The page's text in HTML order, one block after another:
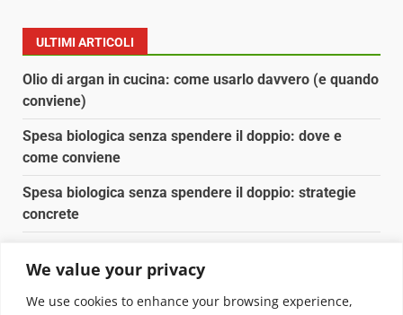
We value your privacy
We use cookies to enhance your browsing experience,
ULTIMI ARTICOLI
Olio di argan in cucina: come usarlo davvero (e quando
conviene)
Spesa biologica senza spendere il doppio: dove e
come conviene
Spesa biologica senza spendere il doppio: strategie
concrete
Pulizia naturale della casa: 3 ingredienti che
sostituiscono 10 prodotti chimici